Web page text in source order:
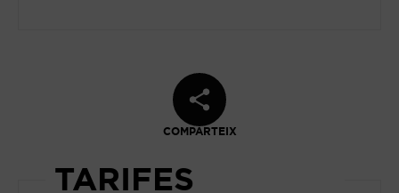
COMPARTEIX
TARIFES